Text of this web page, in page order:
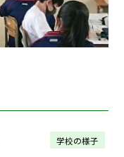
学校の様子